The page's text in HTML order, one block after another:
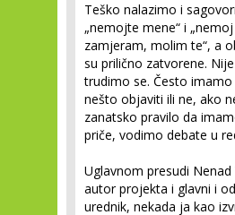
Teško nalazimo i
„nemojte mene“ i
zamjeram, molim te“, a
su prilično zatvorene.
trudimo se. Često imamo
nešto objaviti ili ne, ako
zanatsko pravilo da
priče, vodimo debate u
Uglavnom presudi Nenad
autor projekta i glavni i
urednik, nekada ja kao